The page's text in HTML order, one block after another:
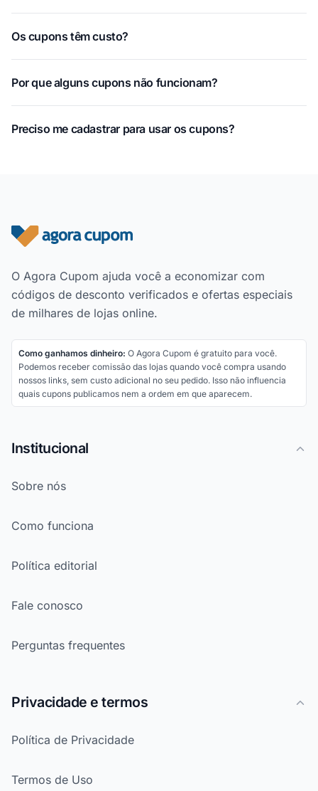
Os cupons têm custo?
Por que alguns cupons não funcionam?
Preciso me cadastrar para usar os cupons?
Rodapé do site
O Agora Cupom ajuda você a economizar com
códigos de desconto verificados e ofertas especiais
de milhares de lojas online.
Como ganhamos dinheiro: O Agora Cupom é gratuito para você.
Podemos receber comissão das lojas quando você compra usando
nossos links, sem custo adicional no seu pedido. Isso não influencia
quais cupons publicamos nem a ordem em que aparecem.
Institucional
Sobre nós
Como funciona
Política editorial
Fale conosco
Perguntas frequentes
Privacidade e termos
Política de Privacidade
Termos de Uso